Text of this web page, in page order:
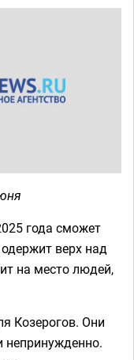
года сможет
верх над
на место людей,
Козерогов. Они
непринужденно.